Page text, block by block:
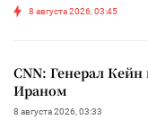
8 августа 2026, 03:45
CNN: Генерал
Ираном
8 августа 2026, 03:33